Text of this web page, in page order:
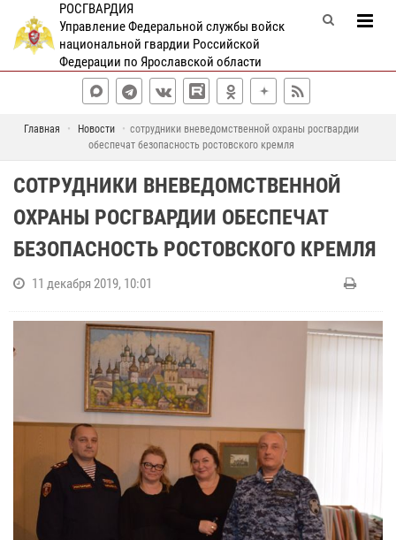
РОСГВАРДИЯ
Управление Федеральной службы войск
национальной гвардии Российской
Федерации по Ярославской области
Главная Новости
сотрудники вневедомственной охраны росгвардии
обеспечат безопасность ростовского кремля
СОТРУДНИКИ ВНЕВЕДОМСТВЕННОЙ
ОХРАНЫ РОСГВАРДИИ ОБЕСПЕЧАТ
БЕЗОПАСНОСТЬ РОСТОВСКОГО КРЕМЛЯ
11 декабря 2019, 10:01